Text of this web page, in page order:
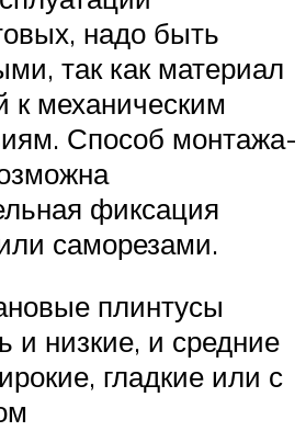
надо быть
так как материал
к механическим
Способ монтажа-
фиксация
саморезами.
плинтусы
и низкие, и средние
гладкие или с